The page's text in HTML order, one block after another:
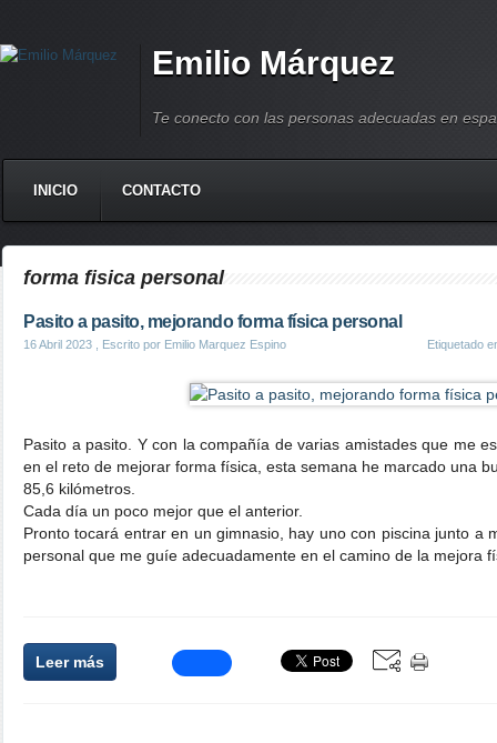
Emilio Márquez
Te conecto con las personas adecuadas en
INICIO CONTACTO
forma fisica personal
Pasito a pasito, mejorando forma física personal
16 Abril 2023 , Escrito por Emilio Marquez Espino Etiquetado
Pasito a pasito. Y con la compañía de varias amistades que me
en el reto de mejorar forma física, esta semana he marcado una
85,6 kilómetros.
Cada día un poco mejor que el anterior.
Pronto tocará entrar en un gimnasio, hay uno con piscina junto a
personal que me guíe adecuadamente en el camino de la mejora
Leer más